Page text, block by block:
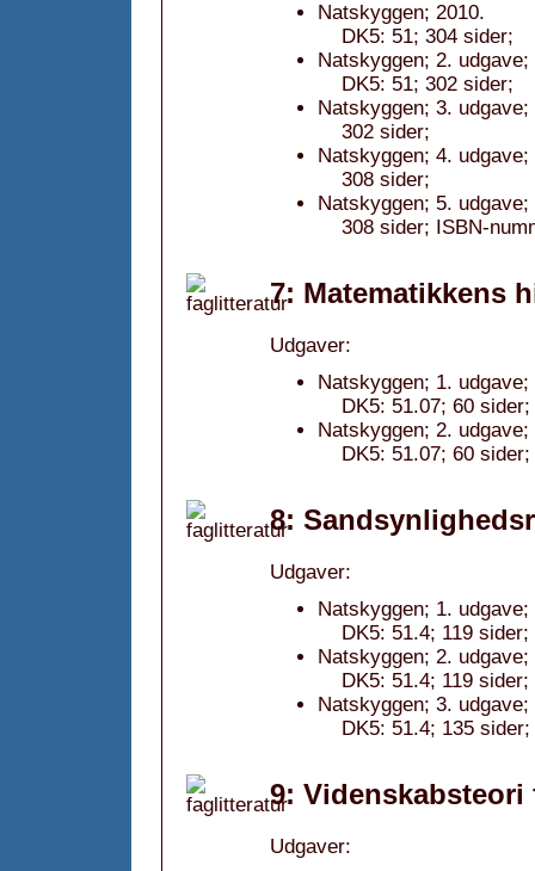
Natskyggen; 2010.
DK5: 51; 304 sider;
Natskyggen; 2. udgave;
DK5: 51; 302 sider;
Natskyggen; 3.
302 sider;
Natskyggen; 4. udgave;
308 sider;
Natskyggen; 5. udgave;
308 sider; ISBN-
7: Matematikkens
Udgaver:
Natskyggen; 1. udgave;
DK5: 51.07; 60 sider;
Natskyggen; 2. udgave;
DK5: 51.07; 60 sider;
8:
Udgaver:
Natskyggen; 1. udgave;
DK5: 51.4; 119 sider;
Natskyggen; 2. udgave;
DK5: 51.4; 119 sider;
Natskyggen; 3. udgave;
DK5: 51.4; 135 sider;
9: Videnskabsteori
Udgaver: